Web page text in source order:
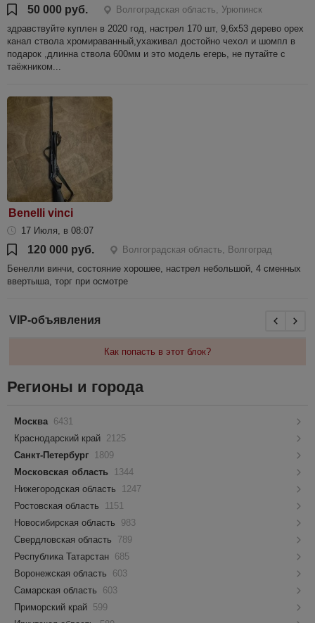
50 000 руб.
Волгоградская область, Урюпинск
здравствуйте куплен в 2020 год, настрел 170 шт, 9,6х53 дерево орех
канал ствола хромираванный,ухаживал достойно чехол и шомпл в
подарок ,длинна ствола 600мм и это модель егерь, не путайте с
таёжником...
Benelli vinci
17 Июля, в 08:07
120 000 руб.
Волгоградская область, Волгоград
Бенелли винчи, состояние хорошее, настрел небольшой, 4 сменных
ввертыша, торг при осмотре
VIP-объявления
Как попасть в этот блок?
Регионы и города
Москва 6431
Краснодарский край 2125
Санкт-Петербург
1809
Московская область
1344
Нижегородская область
1247
Ростовская область
1151
Новосибирская область
983
Свердловская область
789
Республика Татарстан 685
Воронежская область
603
Самарская область
603
Приморский край 599